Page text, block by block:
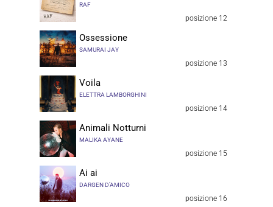
RAF
posizione 12
Ossessione
SAMURAI JAY
posizione 13
Voila
ELETTRA LAMBORGHINI
posizione 14
Animali Notturni
MALIKA AYANE
posizione 15
Ai ai
DARGEN D’AMICO
posizione 16